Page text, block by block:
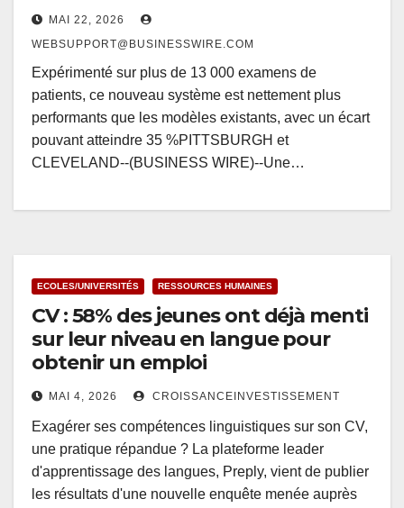
MAI 22, 2026
WEBSUPPORT@BUSINESSWIRE.COM
Expérimenté sur plus de 13 000 examens de
patients, ce nouveau système est nettement plus
performants que les modèles existants, avec un écart
pouvant atteindre 35 %PITTSBURGH et
CLEVELAND--(BUSINESS WIRE)--Une…
ECOLES/UNIVERSITÉS RESSOURCES HUMAINES
CV : 58% des jeunes ont déjà menti
sur leur niveau en langue pour
obtenir un emploi
MAI 4, 2026 CROISSANCEINVESTISSEMENT
Exagérer ses compétences linguistiques sur son CV,
une pratique répandue ? La plateforme leader
d'apprentissage des langues, Preply, vient de publier
les résultats d'une nouvelle enquête menée auprès